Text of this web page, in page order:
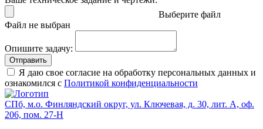
Выберите файл
Файл не выбран
Опишите задачу:
Отправить
Я даю свое согласие на обработку персональных данных и
ознакомился с Политикой конфиденциальности
СПб, м.о. Финляндский округ, ул. Ключевая, д. 30, лит. А, оф.
206, пом. 27-Н